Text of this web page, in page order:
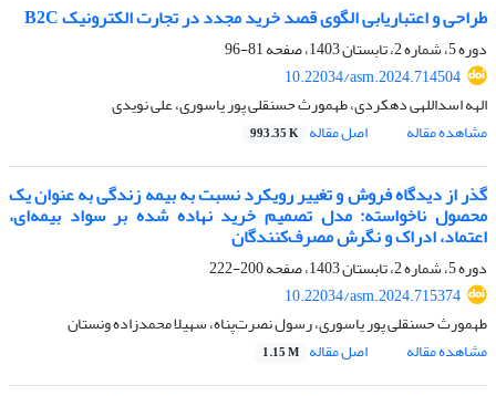
طراحی و اعتباریابی الگوی قصد خرید مجدد در تجارت الکترونیک B2C
دوره 5، شماره 2، تابستان 1403، صفحه
81-96
10.22034/asm.2024.714504
الهه اسداللهی دهکردی، طهمورث حسنقلی پور یاسوری، علی نویدی
مشاهده مقاله
اصل مقاله 993.35 K
گذر از دیدگاه فروش و تغییر رویکرد نسبت به بیمه زندگی به عنوان یک
محصول ناخواسته: مدل تصمیم‌ خرید نهاده شده بر سواد بیمه‌ای،
اعتماد، ادراک و نگرش مصرف‌کنندگان
دوره 5، شماره 2، تابستان 1403، صفحه
200-222
10.22034/asm.2024.715374
طهمورث حسنقلی پور یاسوری، رسول نصرت‌پناه، سهیلا محمدزاده ونستان
مشاهده مقاله
اصل مقاله 1.15 M